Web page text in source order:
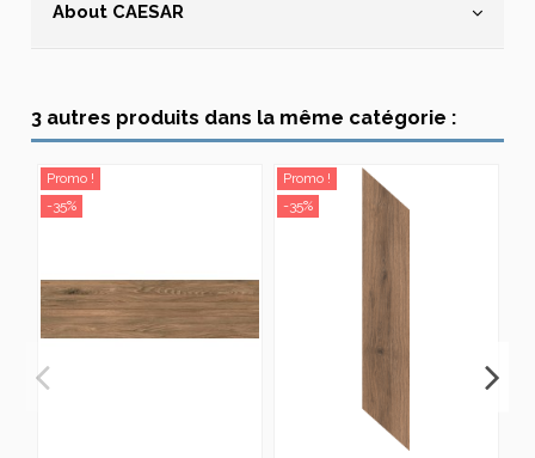
About CAESAR
3 autres produits dans la même catégorie :
Promo !
-35%
Promo !
-35%